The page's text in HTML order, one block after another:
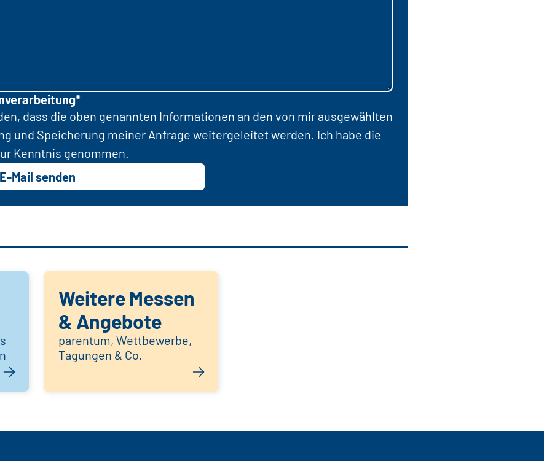
dass die oben genannten Informationen an den von mir ausgewählten
und Speicherung meiner Anfrage weitergeleitet werden. Ich habe die
Kenntnis genommen.
E-Mail senden
Weitere Messen
& Angebote
parentum, Wettbewerbe,
Tagungen & Co.